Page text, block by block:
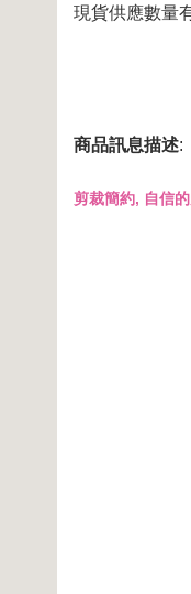
現貨供應數量
商品訊息描述:
剪裁簡約, 自信